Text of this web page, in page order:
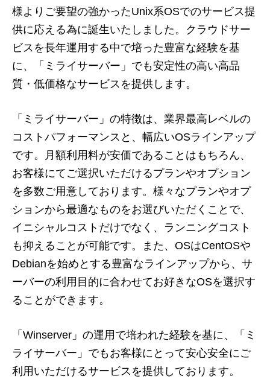
様よりご要望の強かったUnix系OSでのサービス提
供に応える為に誕生いたしました。クラウドサー
ビスを長年運用する中で培った豊富な経験を基
に、「ミライサーバー」でも安定性の高い高品
質・低価格なサービスを提供します。
「ミライサーバー」の特徴は、業界最高レベルの
コストパフォーマンスと、幅広いOSラインアップ
です。月額利用料が安価であることはもちろん、
お客様にてご選択いただけるプランやオプション
を多数ご用意しております。様々なプランやオプ
ションから最適なものをお選びいただくことで、
イニシャルコストだけでなく、ランニングコスト
も抑えることが可能です。また、OSはCentOSや
Debianを始めとする豊富なラインアップから、サ
ーバーの利用目的に合わせてお好きなOSを選択す
ることができます。
「Winserver」の運用で培われた経験を基に、「ミ
ライサーバー」でもお客様にとって安心安全にご
利用いただけるサービスを提供しております。